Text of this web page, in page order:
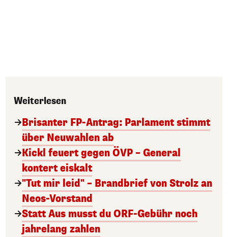
Weiterlesen
Brisanter FP-Antrag: Parlament stimmt
über Neuwahlen ab
Kickl feuert gegen ÖVP – General
kontert eiskalt
"Tut mir leid" – Brandbrief von Strolz an
Neos-Vorstand
Statt Aus musst du ORF-Gebühr noch
jahrelang zahlen